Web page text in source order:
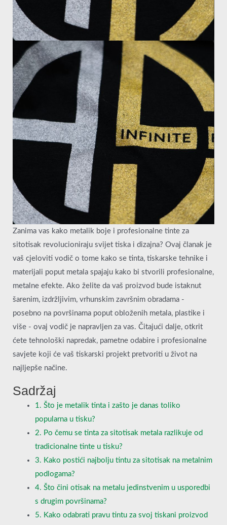
Zanima vas kako metalik boje i profesionalne tinte za
sitotisak revolucioniraju svijet tiska i dizajna? Ovaj članak je
vaš cjeloviti vodič o tome kako se tinta, tiskarske tehnike i
materijali poput metala spajaju kako bi stvorili profesionalne,
metalne efekte. Ako želite da vaš proizvod bude istaknut
šarenim, izdržljivim, vrhunskim završnim obradama -
posebno na površinama poput obloženih metala, plastike i
više - ovaj vodič je napravljen za vas. Čitajući dalje, otkrit
ćete tehnološki napredak, pametne odabire i profesionalne
savjete koji će vaš tiskarski projekt pretvoriti u život na
najljepše načine.
Sadržaj
1. Što je metalik tinta i zašto je danas toliko
popularna u tisku?
2. Po čemu se tinta za sitotisak metala razlikuje od
tradicionalne tinte u tisku?
3. Kako postići najbolju tintu za sitotisak na metalnim
podlogama?
4. Što čini otisak na metalu jedinstvenim u usporedbi
s drugim površinama?
5. Kako odabrati pravu tintu za svoj tiskani proizvod